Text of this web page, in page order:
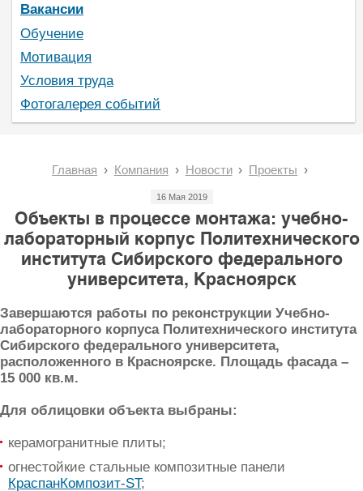
Вакансии
Обучение
Мотивация
Условия труда
Фотогалерея событий
Главная Компания Новости Проекты
16 Мая 2019
Объекты в процессе монтажа: учебно-
лабораторный корпус Политехнического
института Сибирского федерального
университета, Красноярск
Завершаются работы по реконструкции Учебно-
лабораторного корпуса Политехнического института
Сибирского федерального университета,
расположенного в Красноярске. Площадь фасада –
15 000 кв.м.
Для облицовки объекта выбраны:
керамогранитные плиты;
огнестойкие стальные композитные панели
КраспанКомпозит-ST;